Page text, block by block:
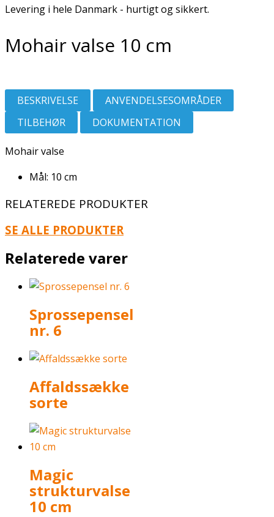
Levering i hele Danmark - hurtigt og sikkert.
Mohair valse 10 cm
BESKRIVELSE
ANVENDELSESOMRÅDER
TILBEHØR
DOKUMENTATION
Mohair valse
Mål: 10 cm
RELATEREDE PRODUKTER
SE ALLE PRODUKTER
Relaterede varer
Sprossepensel
nr. 6
Affaldssække
sorte
Magic
strukturvalse
10 cm